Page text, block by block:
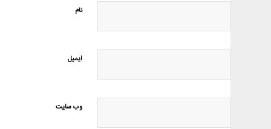
نام
ایمیل
وب‌ سایت